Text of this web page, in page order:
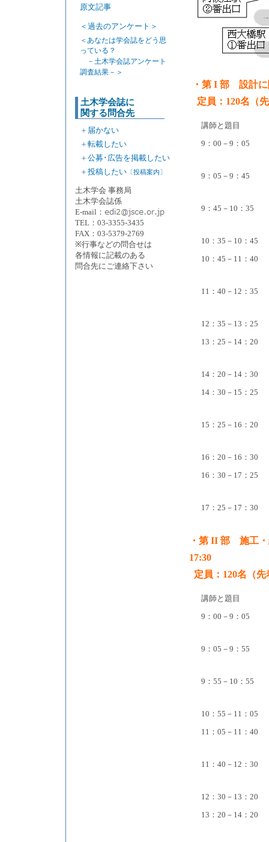
原文記事
＜過去のアンケート＞
＜あなたは学会誌をどう思
っている？
－土木学会誌アンケート
調査結果－＞
土木学会誌に
関する問合先
＋ 届かない
＋ 転載したい
＋ 公募･広告を掲載したい
＋ 投稿したい 〔投稿案内〕
土木学会 事務局
土木学会誌係
E-mail：
TEL：03-3355-3435
FAX：03-5379-2769
※行事などの問合せは
各情報に記載のある
問合先にご連絡下さい
・第 I 部 設計に
定員：120名（
講師と題目
9：00－9：05
9：05－9：45
9：45－10：35
10：35－10：45
10：45－11：40
11：40－12：35
12：35－13：25
13：25－14：20
14：20－14：30
14：30－15：25
15：25－16：20
16：20－16：30
16：30－17：25
17：25－17：30
・第 II 部 施工・
17:30
定員：120名（先
講師と題目
9：00－9：05
9：05－9：55
9：55－10：55
10：55－11：05
11：05－11：40
11：40－12：30
12：30－13：20
13：20－14：20